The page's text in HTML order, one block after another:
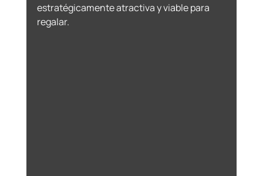
estratégicamente atractiva y viable para
regalar.